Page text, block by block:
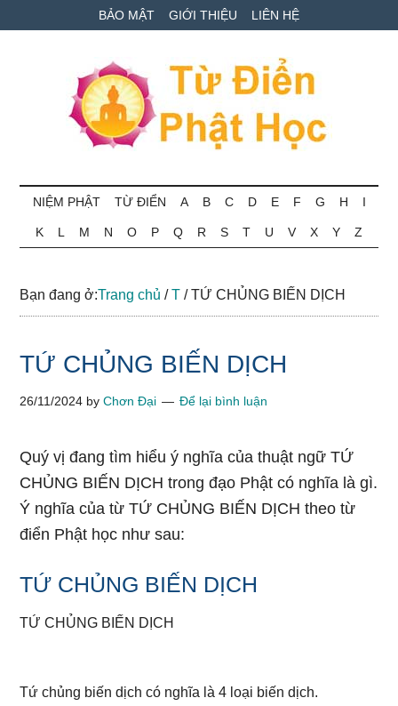
to
to
qua
BẢO MẬT GIỚI THIỆU LIÊN HỆ
Từ
điển
Phật
học
ngữ
NIỆM PHẬT TỪ ĐIỂN A B C D E F G H I
K L M N O P Q R S T U V X Y Z
Bạn đang ở:Trang chủ / T /TỨ CHỦNG BIẾN DỊCH
TỨ CHỦNG BIẾN DỊCH
26/11/2024 byChơn Đại Để lại bình luận
Quý vị đang tìm hiểu ý nghĩa của thuật ngữ TỨ
CHỦNG BIẾN DỊCH trong đạo Phật có nghĩa là gì.
Ý nghĩa của từ TỨ CHỦNG BIẾN DỊCH theo từ
điển Phật học như sau:
TỨ CHỦNG BIẾN DỊCH
TỨ CHỦNG BIẾN DỊCH
Tứ chủng biến dịch có nghĩa là 4 loại biến dịch.